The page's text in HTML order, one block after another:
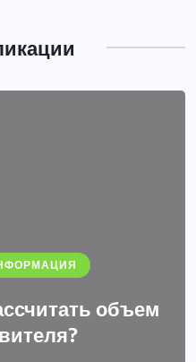
объем